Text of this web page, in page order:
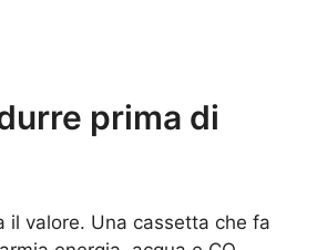
prima di
il valore. Una cassetta che fa